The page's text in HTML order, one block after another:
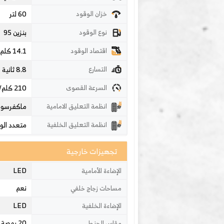
خزان الوقود 60 لتر
نوع الوقود بنزين 95
اقتصاد الوقود 14.1 كلم/لتر
التسارع 8.8 ثانية
السرعة القصوى 210
انظمة التعليق الامامية
انظمة التعليق الخلفية متعدد
تجهيزات خارجية
الإضاءة الأمامية LED
مساحات زجاج خلفي نعم
الإضاءة الخلفية LED